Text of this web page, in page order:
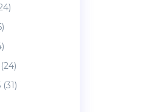
(24)
(31)